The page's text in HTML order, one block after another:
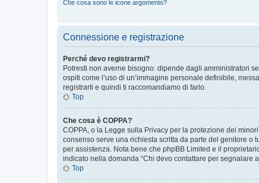
Che cosa sono le icone argomento?
Connessione e registrazione
Perché devo registrarmi?
Potresti non averne bisogno: dipende dagli amministratori
ospiti come l’uso di un’immagine personale definibile,
registrarti e quindi ti raccomandiamo di farlo.
Top
Che cosa è COPPA?
COPPA, o la Legge sulla Privacy per la protezione dei
consenso serve una richiesta scritta da parte del genitore o
per assistenza. Nota bene che phpBB Limited e il
indicato nella domanda “Chi devo contattare per segnalare
Top